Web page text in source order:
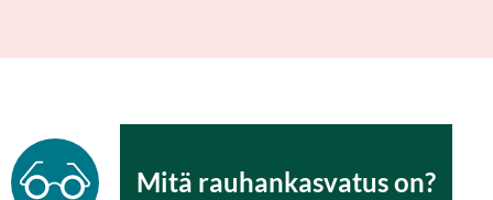
Mitä rauhankasvatus on?